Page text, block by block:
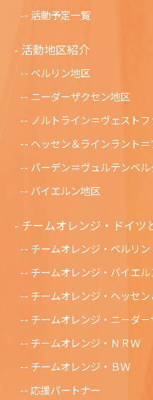
活動予定一覧
活動地区紹介
ベルリン地区
ニーダーザクセン地区
ノルトライン＝ヴェスト
ヘッセン＆ラインラント
バーデン＝ヴュルテンベ
バイエルン地区
チームオレンジ・ドイツ
チームオレンジ・ベルリン
チームオレンジ・バイエル
チームオレンジ・ヘッセン
チームオレンジ・ニ－ダ
チ－ムオレンジ・ＮＲＷ
チームオレンジ・ＢＷ
応援パートナー